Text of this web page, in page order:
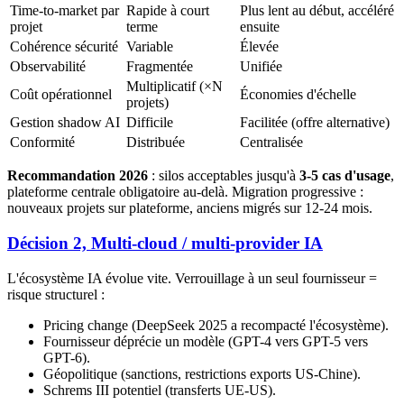
Time-to-market par
projet
Rapide à court
terme
Plus lent au début, accéléré
ensuite
Cohérence sécurité Variable
Élevée
Observabilité
Fragmentée
Unifiée
Coût opérationnel
Multiplicatif (×N
projets)
Économies d'échelle
Gestion shadow AI Difficile
Facilitée (offre alternative)
Conformité
Distribuée Centralisée
Recommandation 2026 : silos acceptables jusqu'à 3-5 cas d'usage,
plateforme centrale obligatoire au-delà. Migration progressive :
nouveaux projets sur plateforme, anciens migrés sur 12-24 mois.
Décision 2, Multi-cloud / multi-provider IA
L'écosystème IA évolue vite. Verrouillage à un seul fournisseur =
risque structurel :
Pricing change (DeepSeek 2025 a recompacté l'écosystème).
Fournisseur déprécie un modèle (GPT-4 vers GPT-5 vers
GPT-6).
Géopolitique (sanctions, restrictions exports US-Chine).
Schrems III potentiel (transferts UE-US).